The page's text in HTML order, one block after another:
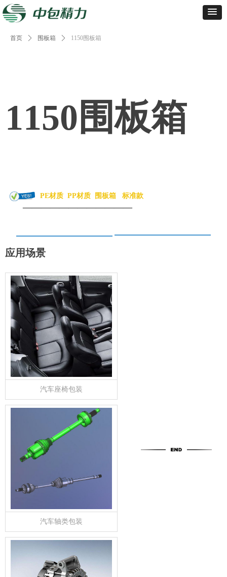
首页 ꄲ 围板箱 ꄲ 1150围板箱
1150围板箱
PE材质 PP材质 围板箱 标准款
————————————
应用场景
汽车座椅包装
汽车轴类包装